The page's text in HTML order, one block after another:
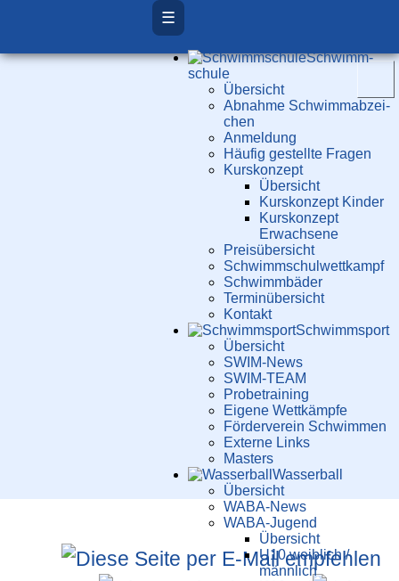
☰
Schwimm­
schule
Übersicht
Ab­nah­me Schwimm­ab­zei­
chen
Anmeldung
Häufig gestellte Fragen
Kurs­konzept
Übersicht
Kurskonzept Kinder
Kurskonzept
Erwachsene
Preis­über­sicht
Schwimm­schul­wett­kampf
Schwimm­bäder
Terminübersicht
Kontakt
Schwimm­sport
Übersicht
SWIM-News
SWIM-TEAM
Probe­training
Eigene Wettkämpfe
Förderverein Schwimmen
Externe Links
Masters
Wasser­ball
Übersicht
WABA-News
WABA-Jugend
Übersicht
U10 weiblich /
männlich